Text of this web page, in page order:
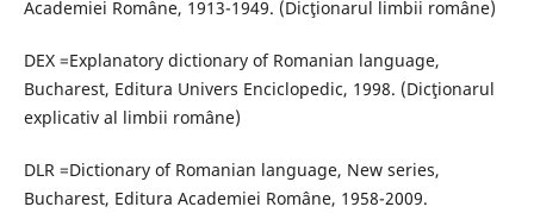
Academiei Române, 1913-1949. (Dicţionarul limbii române)
DEX =Explanatory dictionary of Romanian language,
Bucharest, Editura Univers Enciclopedic, 1998. (Dicţionarul
explicativ al limbii române)
DLR =Dictionary of Romanian language, New series,
Bucharest, Editura Academiei Române, 1958-2009.